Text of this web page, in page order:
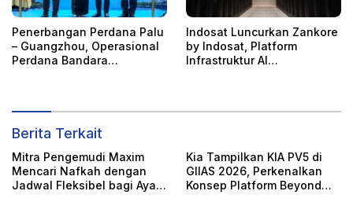
Penerbangan Perdana Palu
– Guangzhou, Operasional
Perdana Bandara
Indosat Luncurkan Zankore
by Indosat, Platform
Infrastruktur AI
Berita Terkait
Mitra Pengemudi Maxim
Mencari Nafkah dengan
Jadwal Fleksibel bagi Ayah
Kia Tampilkan KIA PV5 di
GIIAS 2026, Perkenalkan
Konsep Platform Beyond